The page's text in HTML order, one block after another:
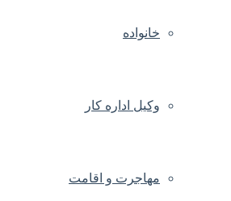
خانواده
وکیل اداره کار
مهاجرت و اقامت